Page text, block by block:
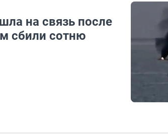
на связь после
сбили сотню